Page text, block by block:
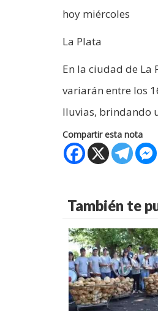
hoy miércoles
La Plata
En la ciudad de La
variarán entre los
lluvias, brindando
Compartir esta nota
También te